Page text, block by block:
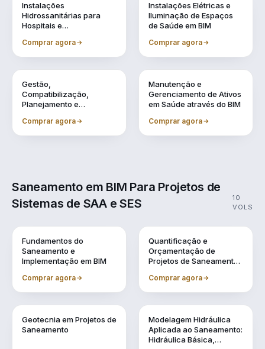
Instalações
Hidrossanitárias para
Hospitais e
Saúde em BIM
Comprar agora
Instalações Elétricas e
Iluminação de Espaços
de Saúde em BIM
Comprar agora
Gestão,
Compatibilização,
Planejamento e
Comprar agora
Manutenção e
Gerenciamento de Ativos
em Saúde através do BIM
Comprar agora
Saneamento em BIM Para Projetos de
Sistemas de SAA e SES
10
VOLS
Fundamentos do
Saneamento e
Implementação em BIM
Comprar agora
Quantificação e
Orçamentação de
Projetos de Saneamento
Comprar agora
Geotecnia em Projetos de
Saneamento
Modelagem Hidráulica
Aplicada ao Saneamento:
Hidráulica Básica,